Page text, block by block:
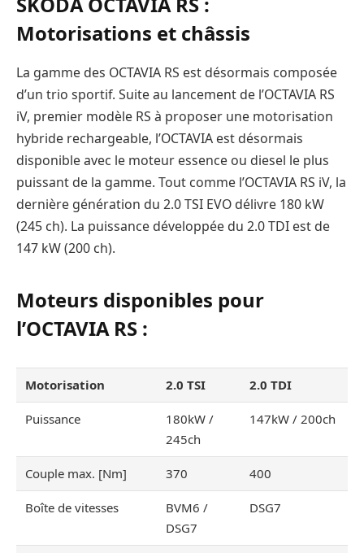
Motorisations et châssis
La gamme des OCTAVIA RS est désormais composée
d’un trio sportif. Suite au lancement de l’OCTAVIA RS
iV, premier modèle RS à proposer une motorisation
hybride rechargeable, l’OCTAVIA est désormais
disponible avec le moteur essence ou diesel le plus
puissant de la gamme. Tout comme l’OCTAVIA RS iV, la
dernière génération du 2.0 TSI EVO délivre 180 kW
(245 ch). La puissance développée du 2.0 TDI est de
147 kW (200 ch).
Moteurs disponibles pour
l’OCTAVIA RS :
Motorisation 2.0 TSI 2.0 TDI
Puissance
180kW /
245ch
147kW / 200ch
Couple max. [Nm] 370 400
Boîte de vitesses
BVM6 /
DSG7
DSG7